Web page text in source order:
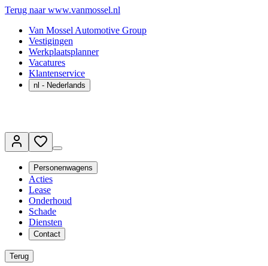
Terug naar www.vanmossel.nl
Van Mossel Automotive Group
Vestigingen
Werkplaatsplanner
Vacatures
Klantenservice
nl - Nederlands
Personenwagens
Acties
Lease
Onderhoud
Schade
Diensten
Contact
Terug